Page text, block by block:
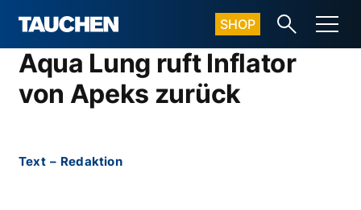
SHOP
Aqua Lung ruft Inflator
von Apeks zurück
Text – Redaktion